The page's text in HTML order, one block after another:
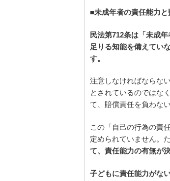
■未成年者の責任能力
民法第712条は「未成
足りる知能を備えてい
す。
注意しなければならな
とされているのではな
て、賠償責任を負わな
この「自己の行為の責
定められていません。た
て、責任能力の有無が
子どもに責任能力がな